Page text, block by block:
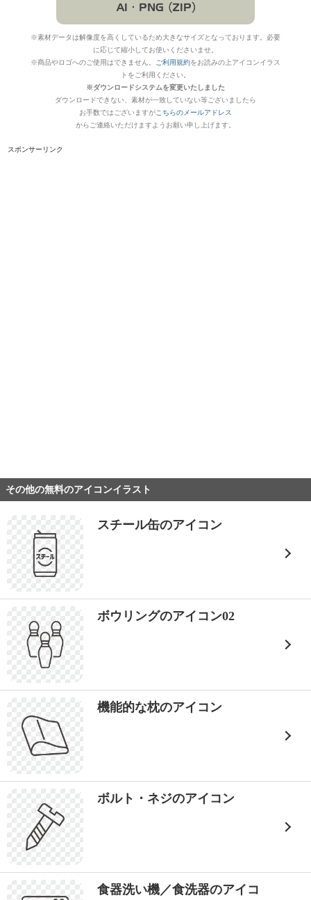
※素材データは解像度を高くしているため大きなサイズとなっております。必要
に応じて縮小してお使いくださいませ。
※商品やロゴへのご使用はできません。
ご利用規約をお読みの上アイコンイラス
トをご利用ください。
※ダウンロードシステムを変更いたしました
ダウンロードできない、素材が一致していない等ございましたら
お手数ではございますがこちらのメールアドレス
からご連絡いただけますようお願い申し上げます。
スポンサーリンク
その他の無料のアイコンイラスト
スチール缶のアイコン
ボウリングのアイコン02
機能的な枕のアイコン
ボルト・ネジのアイコン
食器洗い機／食洗器のアイコ